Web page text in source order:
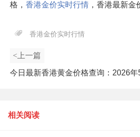
格， 香港金价实时行情 ，香港最新
香港金价实时行情
<上一篇
今日最新香港黄金价格查询：2026年
相关阅读